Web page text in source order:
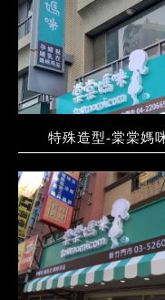
特殊造型-棠棠媽